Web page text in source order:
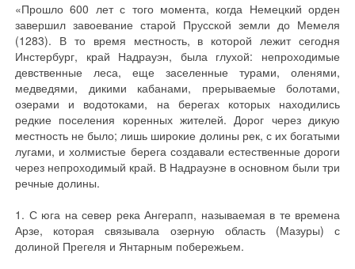
«Прошло 600 лет с того момента, когда Немецкий орден
завершил завоевание старой Прусской земли до Мемеля
(1283). В то время местность, в которой лежит сегодня
Инстербург, край Надрауэн, была глухой: непроходимые
девственные леса, еще заселенные турами, оленями,
медведями, дикими кабанами, прерываемые болотами,
озерами и водотоками, на берегах которых находились
редкие поселения коренных жителей. Дорог через дикую
местность не было; лишь широкие долины рек, с их богатыми
лугами, и холмистые берега создавали естественные дороги
через непроходимый край. В Надрауэне в основном были три
речные долины.
1. С юга на север река Ангерапп, называемая в те времена
Арзе, которая связывала озерную область (Мазуры) с
долиной Прегеля и Янтарным побережьем.